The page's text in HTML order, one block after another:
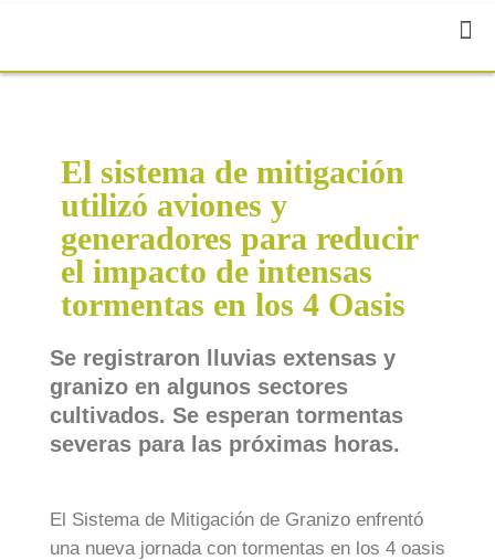
El sistema de mitigación
utilizó aviones y
generadores para reducir
el impacto de intensas
tormentas en los 4 Oasis
Se registraron lluvias extensas y
granizo en algunos sectores
cultivados. Se esperan tormentas
severas para las próximas horas.
El Sistema de Mitigación de Granizo enfrentó
una nueva jornada con tormentas en los 4 oasis